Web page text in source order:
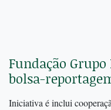
Fundação
bolsa-
Iniciativa é inclui